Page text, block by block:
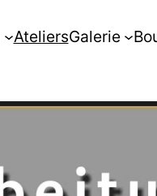
AteliersGalerie